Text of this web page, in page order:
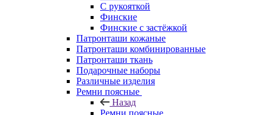
С рукояткой
Финские
Финские с застёжкой
Патронташи кожаные
Патронташи комбинированные
Патронташи ткань
Подарочные наборы
Различные изделия
Ремни поясные
Назад
Ремни поясные